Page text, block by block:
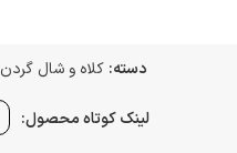
دسته: کلاه و شال گردن
لینک کوتاه محصول: